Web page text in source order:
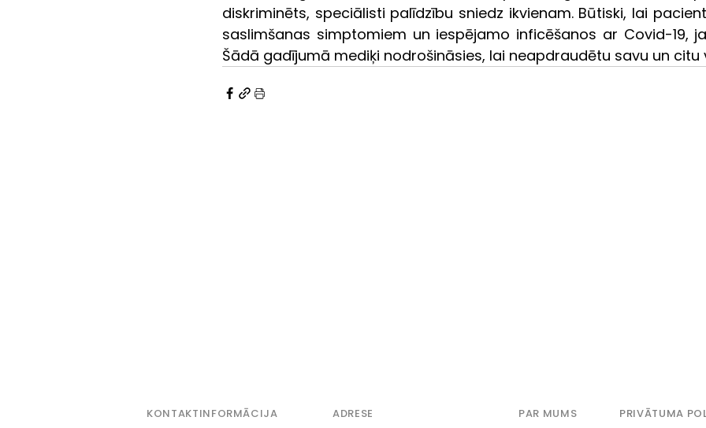
diskriminēts, speciālisti palīdzību sniedz ikvienam. Būtiski, lai
saslimšanas simptomiem un iespējamo inficēšanos ar Covid-19,
Šādā gadījumā mediķi nodrošināsies, lai neapdraudētu savu un citu
KONTAKTINFORMĀCIJA
ADRESE
PAR MUMS
PRIVĀTUMA